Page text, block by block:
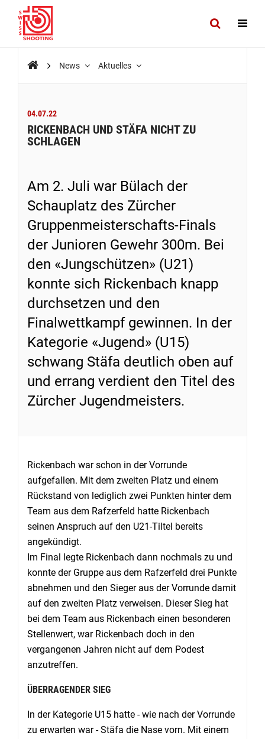
News Aktuelles
04.07.22
RICKENBACH UND STÄFA NICHT ZU
SCHLAGEN
Am 2. Juli war Bülach der
Schauplatz des Zürcher
Gruppenmeisterschafts-Finals
der Junioren Gewehr 300m. Bei
den «Jungschützen» (U21)
konnte sich Rickenbach knapp
durchsetzen und den
Finalwettkampf gewinnen. In der
Kategorie «Jugend» (U15)
schwang Stäfa deutlich oben auf
und errang verdient den Titel des
Zürcher Jugendmeisters.
Rickenbach war schon in der Vorrunde
aufgefallen. Mit dem zweiten Platz und einem
Rückstand von lediglich zwei Punkten hinter dem
Team aus dem Rafzerfeld hatte Rickenbach
seinen Anspruch auf den U21-Tiltel bereits
angekündigt.
Im Final legte Rickenbach dann nochmals zu und
konnte der Gruppe aus dem Rafzerfeld drei Punkte
abnehmen und den Sieger aus der Vorrunde damit
auf den zweiten Platz verweisen. Dieser Sieg hat
bei dem Team aus Rickenbach einen besonderen
Stellenwert, war Rickenbach doch in den
vergangenen Jahren nicht auf dem Podest
anzutreffen.
ÜBERRAGENDER SIEG
In der Kategorie U15 hatte - wie nach der Vorrunde
zu erwarten war - Stäfa die Nase vorn. Mit einem